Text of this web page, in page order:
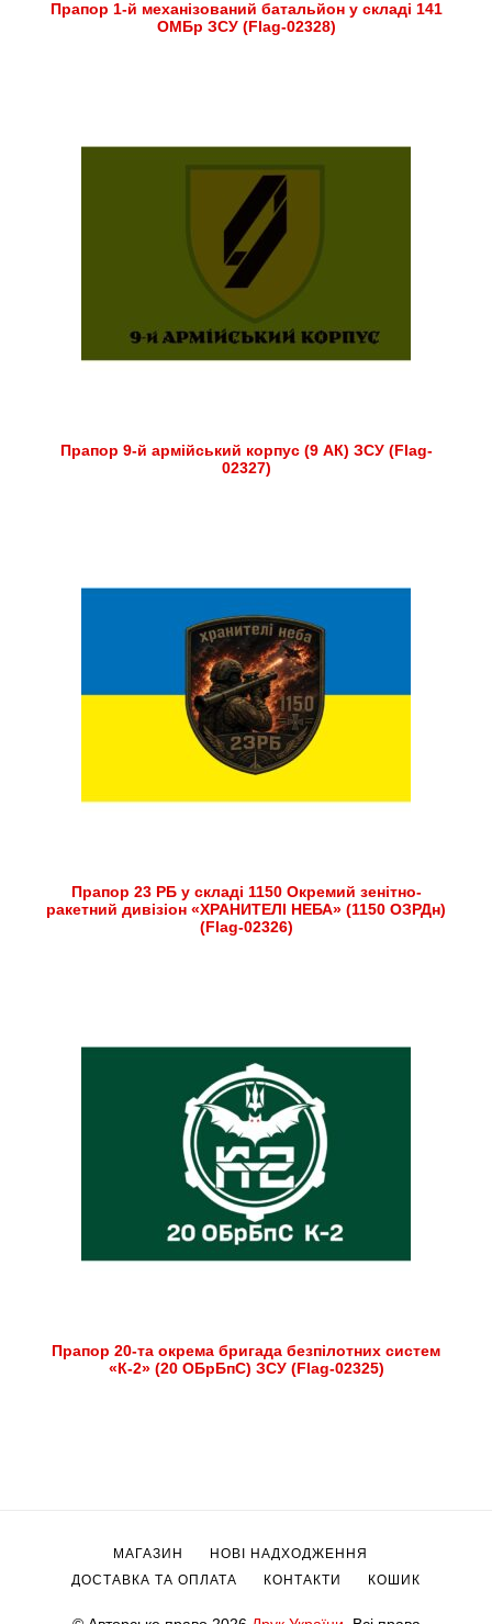
Прапор 1-й механізований батальйон у складі 141
ОМБр ЗСУ (Flag-02328)
Прапор 9-й армійський корпус (9 АК) ЗСУ (Flag-
02327)
Прапор 23 РБ у складі 1150 Окремий зенітно-
ракетний дивізіон «ХРАНИТЕЛІ НЕБА» (1150 ОЗРДн)
(Flag-02326)
Прапор 20-та окрема бригада безпілотних систем
«К-2» (20 ОБрБпС) ЗСУ (Flag-02325)
МАГАЗИН
НОВІ НАДХОДЖЕННЯ
ДОСТАВКА ТА ОПЛАТА
КОНТАКТИ КОШИК